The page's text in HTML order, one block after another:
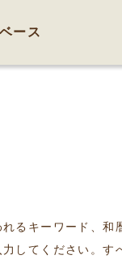
ース
るキーワード、
してください。